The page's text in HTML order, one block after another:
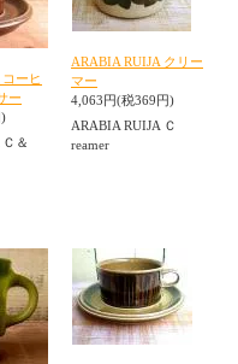
ーヒ
ー
＆
ARABIA RUIJA クリー
マー
4,063円(税369円)
ARABIA RUIJA Ｃ
reamer